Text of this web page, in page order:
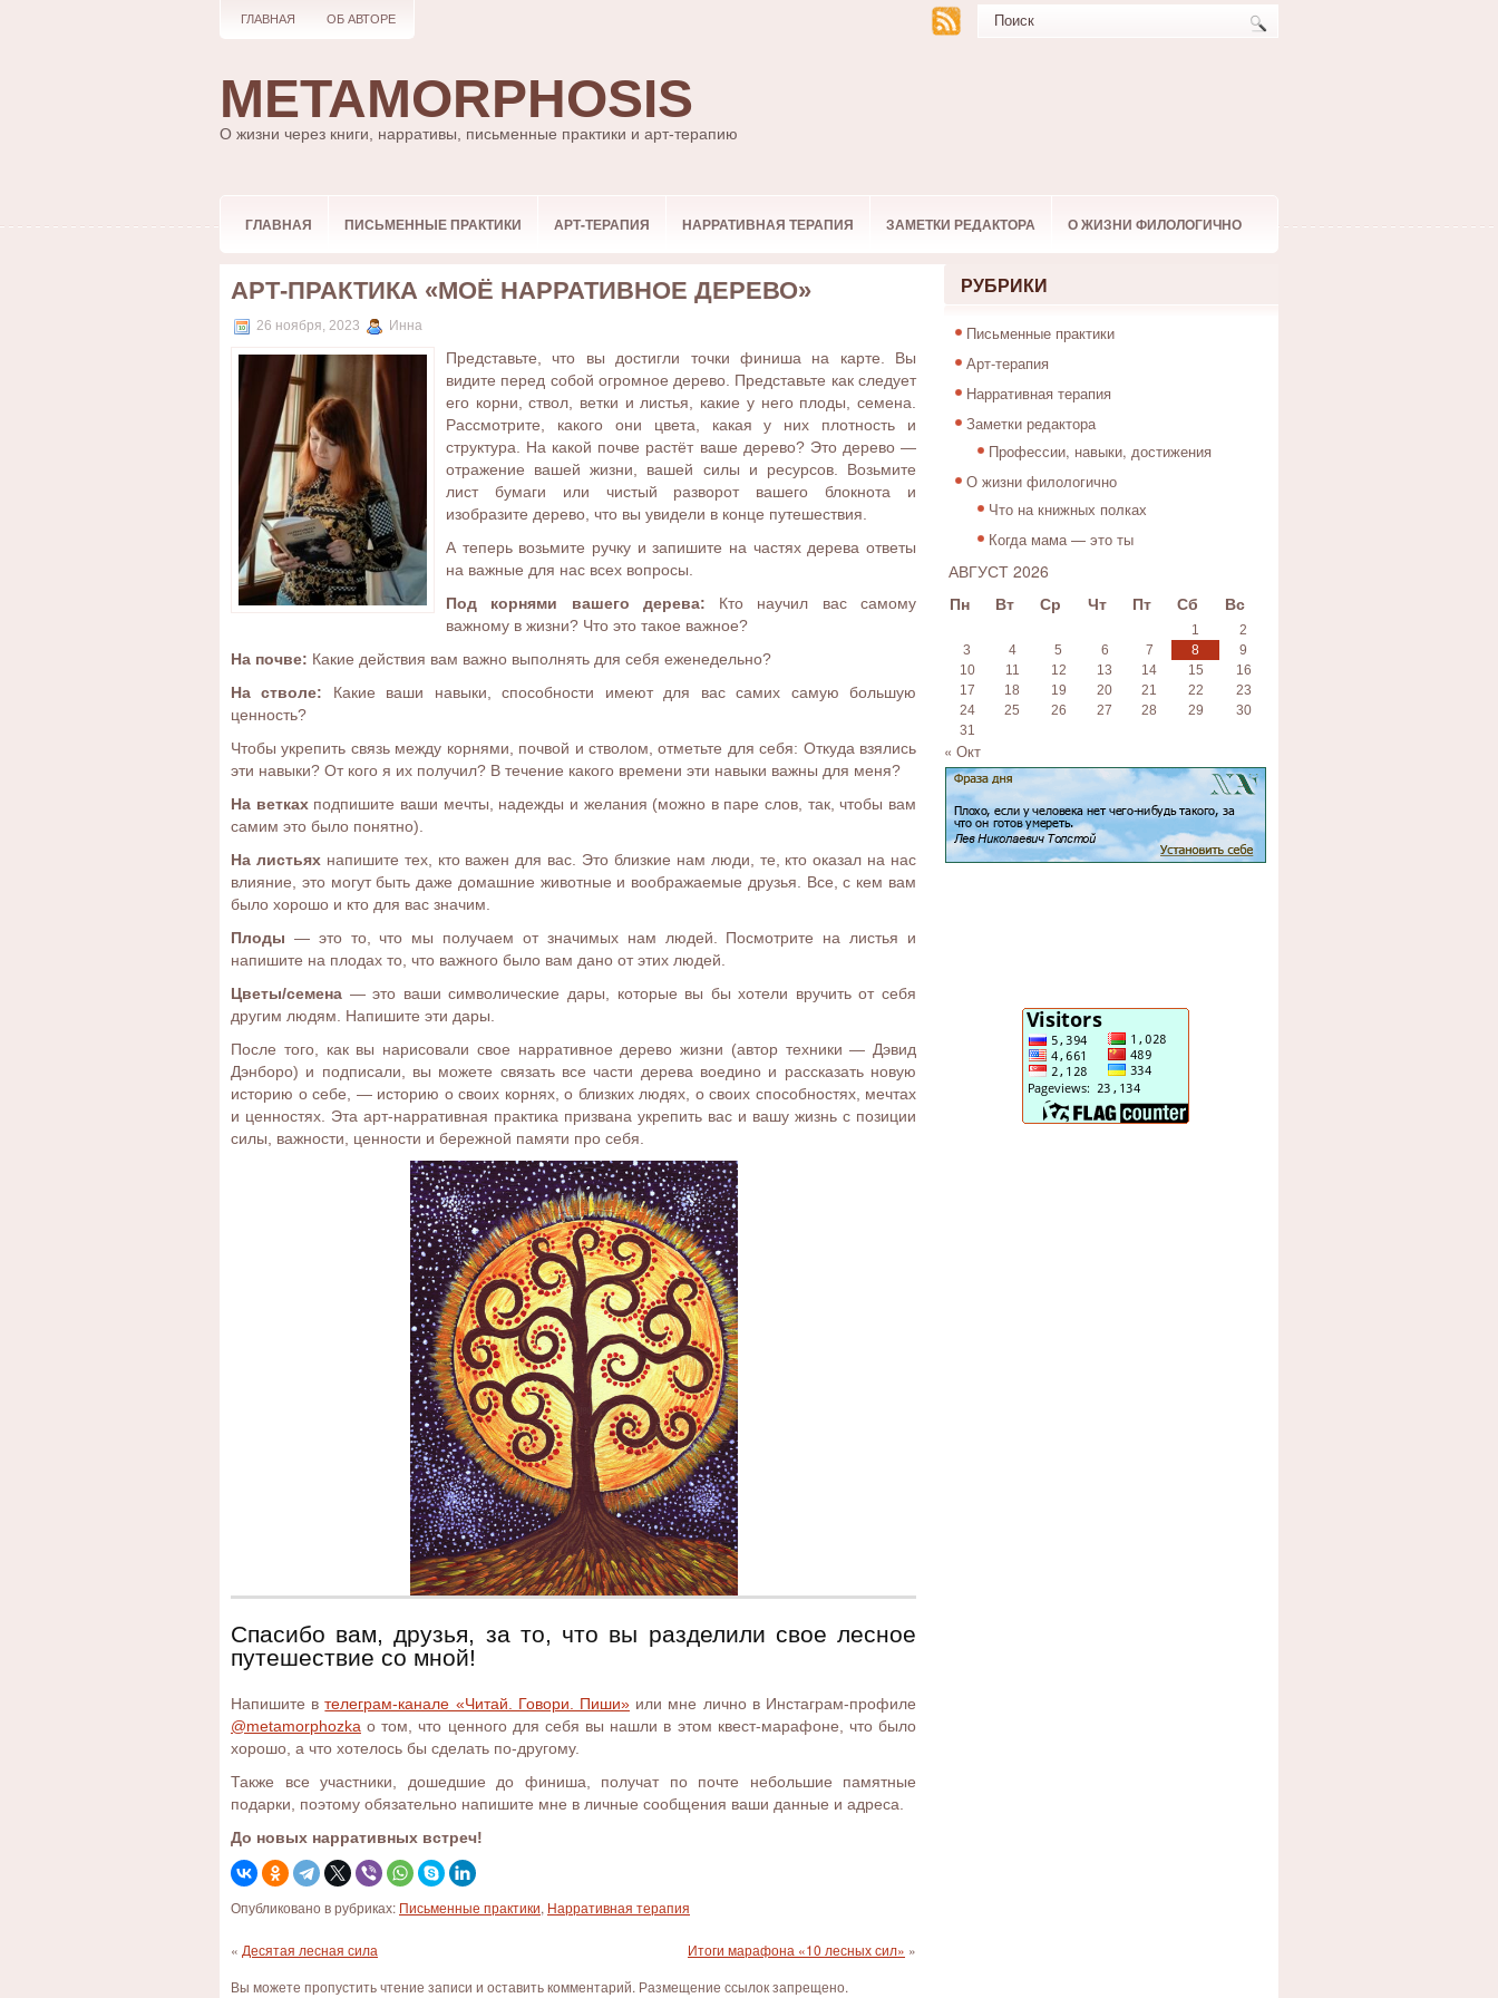
ГЛАВНАЯ ОБ АВТОРЕ
METAMORPHOSIS
О жизни через книги, нарративы, письменные практики и арт-терапию
ГЛАВНАЯ ПИСЬМЕННЫЕ ПРАКТИКИ АРТ-ТЕРАПИЯ НАРРАТИВНАЯ ТЕРАПИЯ ЗАМЕТКИ РЕДАКТОРА О ЖИЗНИ ФИЛОЛОГИЧНО
АРТ-ПРАКТИКА «МОЁ НАРРАТИВНОЕ ДЕРЕВО»
26 ноября, 2023 Инна
Представьте, что вы достигли точки финиша на карте. Вы
видите перед собой огромное дерево. Представьте как следует
его корни, ствол, ветки и листья, какие у него плоды, семена.
Рассмотрите, какого они цвета, какая у них плотность и
структура. На какой почве растёт ваше дерево? Это дерево —
отражение вашей жизни, вашей силы и ресурсов. Возьмите
лист бумаги или чистый разворот вашего блокнота и
изобразите дерево, что вы увидели в конце путешествия.
А теперь возьмите ручку и запишите на частях дерева ответы
на важные для нас всех вопросы.
Под корнями вашего дерева: Кто научил вас самому
важному в жизни? Что это такое важное?
На почве: Какие действия вам важно выполнять для себя еженедельно?
На стволе: Какие ваши навыки, способности имеют для вас самих самую большую
ценность?
Чтобы укрепить связь между корнями, почвой и стволом, отметьте для себя: Откуда взялись
эти навыки? От кого я их получил? В течение какого времени эти навыки важны для меня?
На ветках подпишите ваши мечты, надежды и желания (можно в паре слов, так, чтобы вам
самим это было понятно).
На листьяхнапишите тех, кто важен для вас. Это близкие нам люди, те, кто оказал на нас
влияние, это могут быть даже домашние животные и воображаемые друзья. Все, с кем вам
было хорошо и кто для вас значим.
Плоды — это то, что мы получаем от значимых нам людей. Посмотрите на листья и
напишите на плодах то, что важного было вам дано от этих людей.
Цветы/семена — это ваши символические дары, которые вы бы хотели вручить от себя
другим людям. Напишите эти дары.
После того, как вы нарисовали свое нарративное дерево жизни (автор техники — Дэвид
Дэнборо) и подписали, вы можете связать все части дерева воедино и рассказать новую
историю о себе, — историю о своих корнях, о близких людях, о своих способностях, мечтах
и ценностях. Эта арт-нарративная практика призвана укрепить вас и вашу жизнь с позиции
силы, важности, ценности и бережной памяти про себя.
Спасибо вам, друзья, за то, что вы разделили свое лесное
путешествие со мной!
Напишите втелеграм-канале «Читай. Говори. Пиши» или мне лично в Инстаграм-профиле
@metamorphozka о том, что ценного для себя вы нашли в этом квест-марафоне, что было
хорошо, а что хотелось бы сделать по-другому.
Также все участники, дошедшие до финиша, получат по почте небольшие памятные
подарки, поэтому обязательно напишите мне в личные сообщения ваши данные и адреса.
До новых нарративных встреч!
Опубликовано в рубриках: Письменные практики, Нарративная терапия
« Десятая лесная сила Итоги марафона «10 лесных сил» »
Вы можете пропустить чтение записи и оставить комментарий. Размещение ссылок запрещено.
РУБРИКИ
Письменные практики
Арт-терапия
Нарративная терапия
Заметки редактора
Профессии, навыки, достижения
О жизни филологично
Что на книжных полках
Когда мама — это ты
АВГУСТ 2026
Пн
Вт Ср Чт Пт Сб Вс
1
2
3
4 5 6 7 8
9
10
11 12 13 14 15
16
17
18 19 20 21 22
23
24
25 26 27 28 29
30
31
« Окт